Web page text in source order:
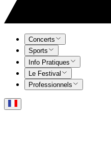
Concerts
Sports
Info Pratiques
Le Festival
Professionnels